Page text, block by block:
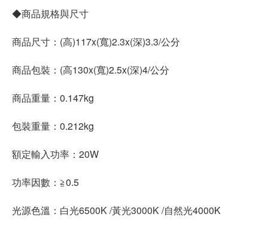
◆商品規格與尺寸
商品尺寸：(高)117x(寬)2.3x(深)3.3/公分
商品包裝：(高130x(寬)2.5x(深)4/公分
商品重量：0.147kg
包裝重量：0.212kg
額定輸入功率：20W
功率因數：≧0.5
光源色溫：白光6500K /黃光3000K /自然光4000K